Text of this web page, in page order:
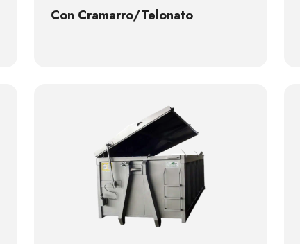
Con Cramarro/Telonato